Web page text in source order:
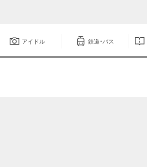
アイドル 鉄道・バス